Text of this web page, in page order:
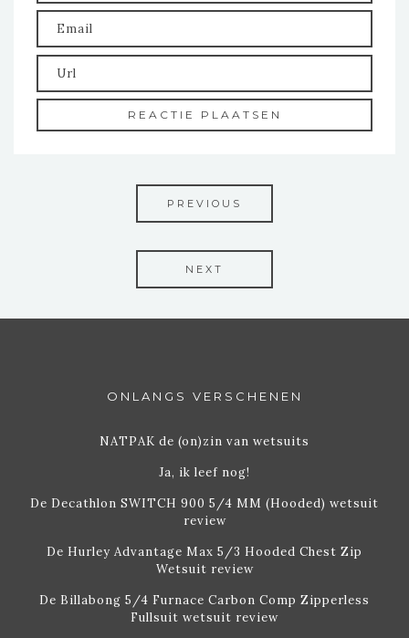
PREVIOUS
NEXT
ONLANGS VERSCHENEN
NATPAK de (on)zin van wetsuits
Ja, ik leef nog!
De Decathlon SWITCH 900 5/4 MM (Hooded) wetsuit
review
De Hurley Advantage Max 5/3 Hooded Chest Zip
Wetsuit review
De Billabong 5/4 Furnace Carbon Comp Zipperless
Fullsuit wetsuit review